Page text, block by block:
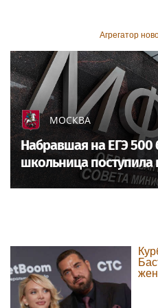
Агрегатор
МОСКВА
Набравшая на ЕГЭ 500
школьница